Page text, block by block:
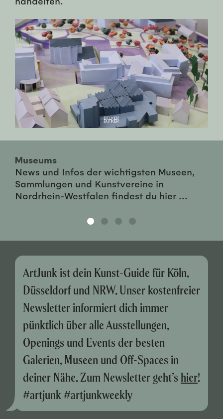
Museums
News und Infos der wichtigsten Museen,
Sammlungen und Kunstvereine in
Nordrhein-Westfalen findest du hier ...
ArtJunk ist dein Kunst-Guide für Köln,
Düsseldorf und NRW. Unser kostenfreier
Newsletter informiert dich immer
pünktlich über alle Ausstellungen,
Openings und Events der besten
Galerien, Museen und Off-Spaces in
deiner Nähe. Zum Newsletter geht’s hier!
#artjunk #artjunkweekly